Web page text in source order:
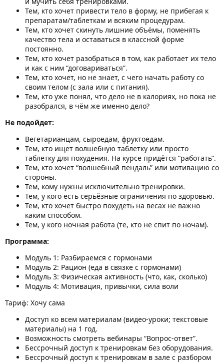
Тем, кто хочет привести тело в форму, не прибегая к
препаратам/таблеткам и всяким процедурам.
Тем, кто хочет скинуть лишние объёмы, поменять
качество тела и оставаться в классной форме
постоянно.
Тем, кто хочет разобраться в том, как работает их тело
и как с ним “договариваться”.
Тем, кто хочет, но не знает, с чего начать работу со
своим телом (с зала или с питания).
Тем, кто уже понял, что дело не в калориях, но пока не
разобрался, в чём же именно дело?
Не подойдет:
Вегетарианцам, сыроедам, фруктоедам.
Тем, кто ищет волшебную таблетку или просто
таблетку для похудения. На курсе придётся “работать”.
Тем, кто хочет “волшебный пендаль” или мотивацию со
стороны.
Тем, кому нужны исключительно тренировки.
Тем, у кого есть серьёзные ограничения по здоровью.
Тем, кто хочет быстро похудеть на весах не важно
каким способом.
Тем, у кого ночная работа (те, кто не спит по ночам).
Программа:
Модуль 1: Разбираемся с гормонами
Модуль 2: Рацион (еда в связке с гормонами)
Модуль 3: Физическая активность (что, как, сколько)
Модуль 4: Мотивация, привычки, сила воли
Тариф: Хочу сама
Доступ ко всем материалам (видео-уроки; текстовые
материалы) на 1 год.
Возможность смотреть вебинары “Вопрос-ответ”.
Бессрочный доступ к тренировкам без оборудования.
Бессрочный доступ к тренировкам в зале с разбором